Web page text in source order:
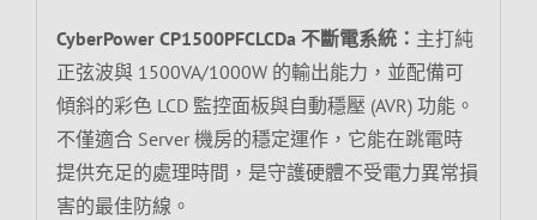
CyberPower CP1500PFCLCDa 不斷電系統： 主打純
正弦波與 1500VA/1000W 的輸出能力，並配備可
傾斜的彩色 LCD 監控面板與自動穩壓 (AVR) 功能。
不僅適合 Server 機房的穩定運作，它能在跳電時
提供充足的處理時間，是守護硬體不受電力異常損
害的最佳防線。